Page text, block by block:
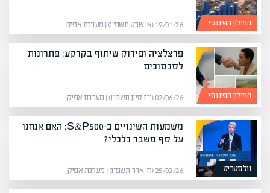
המילון הפיננסי 19/01/26 (א׳ שבט תשפ״ו) | מערכת אפיק
המילון הפיננסי
פרצלציה ופירוק שיתוף בקרקע: פתרונות
לסכסוכים
02/06/26 (י״ז סיון תשפ״ו) | מערכת אפיק
וולסטריט
משמעות השינויים ב-S&P500: האם אנחנו
על סף משבר כלכלי?
25/02/26 (ח׳ אדר תשפ״ו) | מערכת אפיק